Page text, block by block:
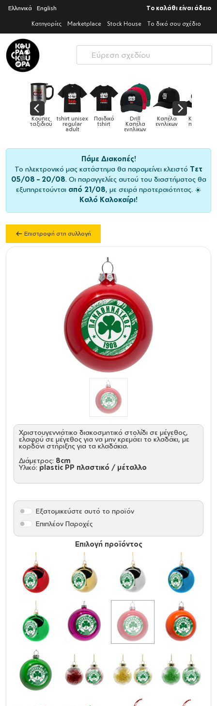
Ελληνικά English Το καλάθι είναι άδειο
Κατηγορίες Marketplace Stock House Το δικό σου σχέδιο
Drill
Καπέλα
Καπέλα
ενηλίκων
Καπέλα
παιδικά Κούπες Κούπες
ειδικές
Πάμε Διακοπές!
Το ηλεκτρονικό μας κατάστημα θα παραμείνει κλειστό Τετ
05/08 – 20/08. Οι παραγγελίες αυτού του διαστήματος θα
εξυπηρετούνται από 21/08, με σειρά προτεραιότητας. ☀️
Καλό Καλοκαίρι!
Επιστροφή στη συλλογή
Χριστουγεννιάτικο διακοσμητικό στολίδι σε μέγεθος,
ελαφρύ σε μέγεθος για να μην κρεμάει το κλαδάκι, με
κορδόνι στήριξης για τα κλαδάκια.
Διάμετρος: 8cm
Υλικό: plastic PP πλαστικό / μέταλλο
Επιλογή προϊόντος
Εξατομικεύστε αυτό το προϊόν
Επιπλέον Παροχές